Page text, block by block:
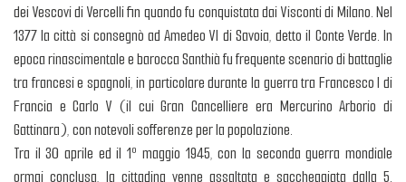
dei Vescovi di Vercelli fin quando fu conquistata dai Visconti di Milano. Nel
1377 la città si consegnò ad Amedeo VI di Savoia, detto il Conte Verde. In
epoca rinascimentale e barocca Santhià fu frequente scenario di battaglie
tra francesi e spagnoli, in particolare durante la guerra tra Francesco I di
Francia e Carlo V (il cui Gran Cancelliere era Mercurino Arborio di
Gattinara), con notevoli sofferenze per la popolazione.
Tra il 30 aprile ed il 1º maggio 1945, con la seconda guerra mondiale
ormai conclusa, la cittadina venne assaltata e saccheggiata dalla 5.